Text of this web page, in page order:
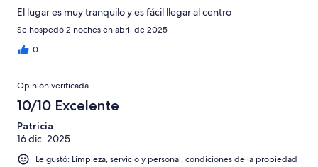
El lugar es muy tranquilo y es fácil llegar al centro
Se hospedó 2 noches en abril de 2025
0
Opinión verificada
10/10 Excelente
Patricia
16 dic. 2025
Le gustó: Limpieza, servicio y personal, condiciones de la propiedad